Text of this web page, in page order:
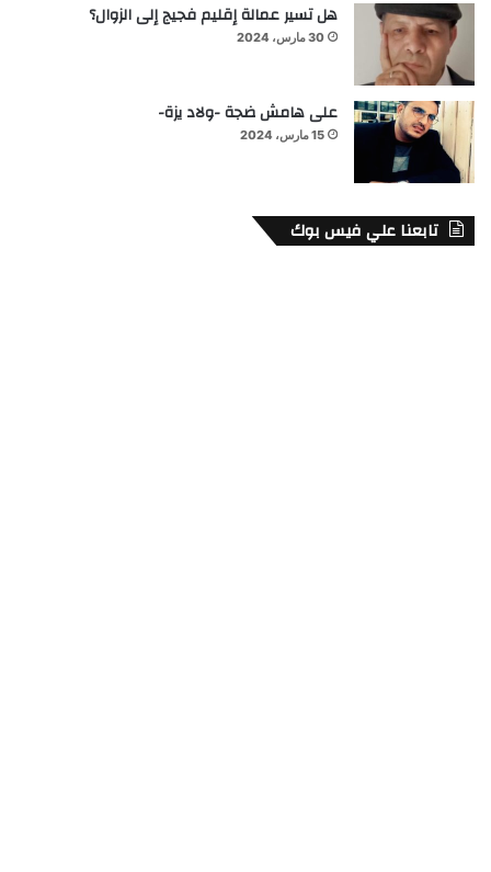
هل تسير عمالة إقليم فجيج إلى الزوال؟
30 مارس، 2024
على هامش ضجة -ولاد يزة-
15 مارس، 2024
تابعنا علي فيس بوك